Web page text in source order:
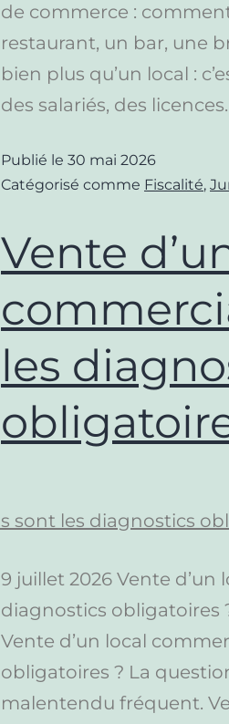
de commerce :
restaurant, un bar, une
bien plus qu’un local :
des salariés, des
Publié le 30 mai 2026
Catégorisé comme Fiscalité,
Vente
les
9 juillet 2026 Vente
diagnostics obligatoires
Vente d’un local
obligatoires ? La
malentendu fréquent.